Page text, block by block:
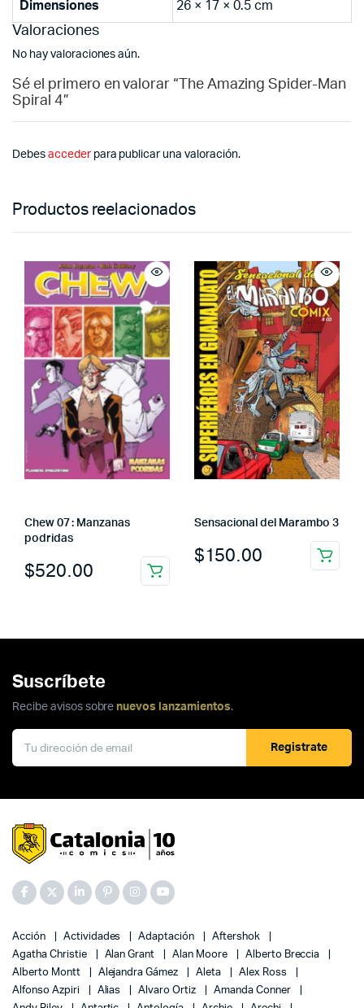
Dimensiones 26 × 17 × 0.5 cm
Valoraciones
No hay valoraciones aún.
Sé el primero en valorar “The Amazing Spider-Man
Spiral 4”
Debes accederpara publicar una valoración.
Productos reelacionados
Chew 07 : Manzanas
podridas
$520.00
Sensacional del Marambo 3
$150.00
Suscríbete
Recibe avisos sobre nuevos lanzamientos.
Registrate
Acción Actividades Adaptación
Aftershok
Agatha Christie
Alan Grant Alan Moore
Alberto Breccia
Alberto Montt
Alejandra Gámez Aleta
Alex Ross
Alfonso Azpiri
Alias Alvaro Ortiz
Amanda Conner